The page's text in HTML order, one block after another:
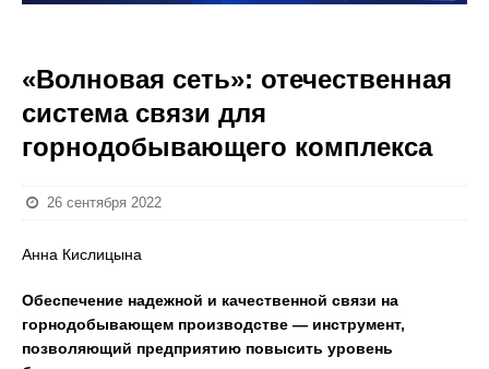
«Волновая сеть»: отечественная
система связи для
горнодобывающего комплекса
26 сентября 2022
Анна Кислицына
Обеспечение надежной и качественной связи на
горнодобывающем производстве — инструмент,
позволяющий предприятию повысить уровень